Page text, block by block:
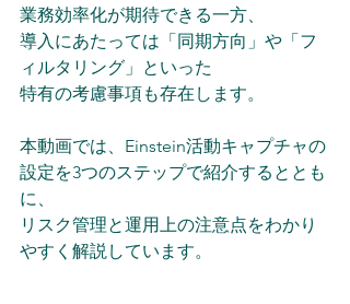
業務効率化が期待できる一方、
導入にあたっては「同期方向」や「フ
ィルタリング」といった
特有の考慮事項も存在します。
本動画では、Einstein活動キャプチャの
設定を3つのステップで紹介するととも
に、
リスク管理と運用上の注意点をわかり
やすく解説しています。